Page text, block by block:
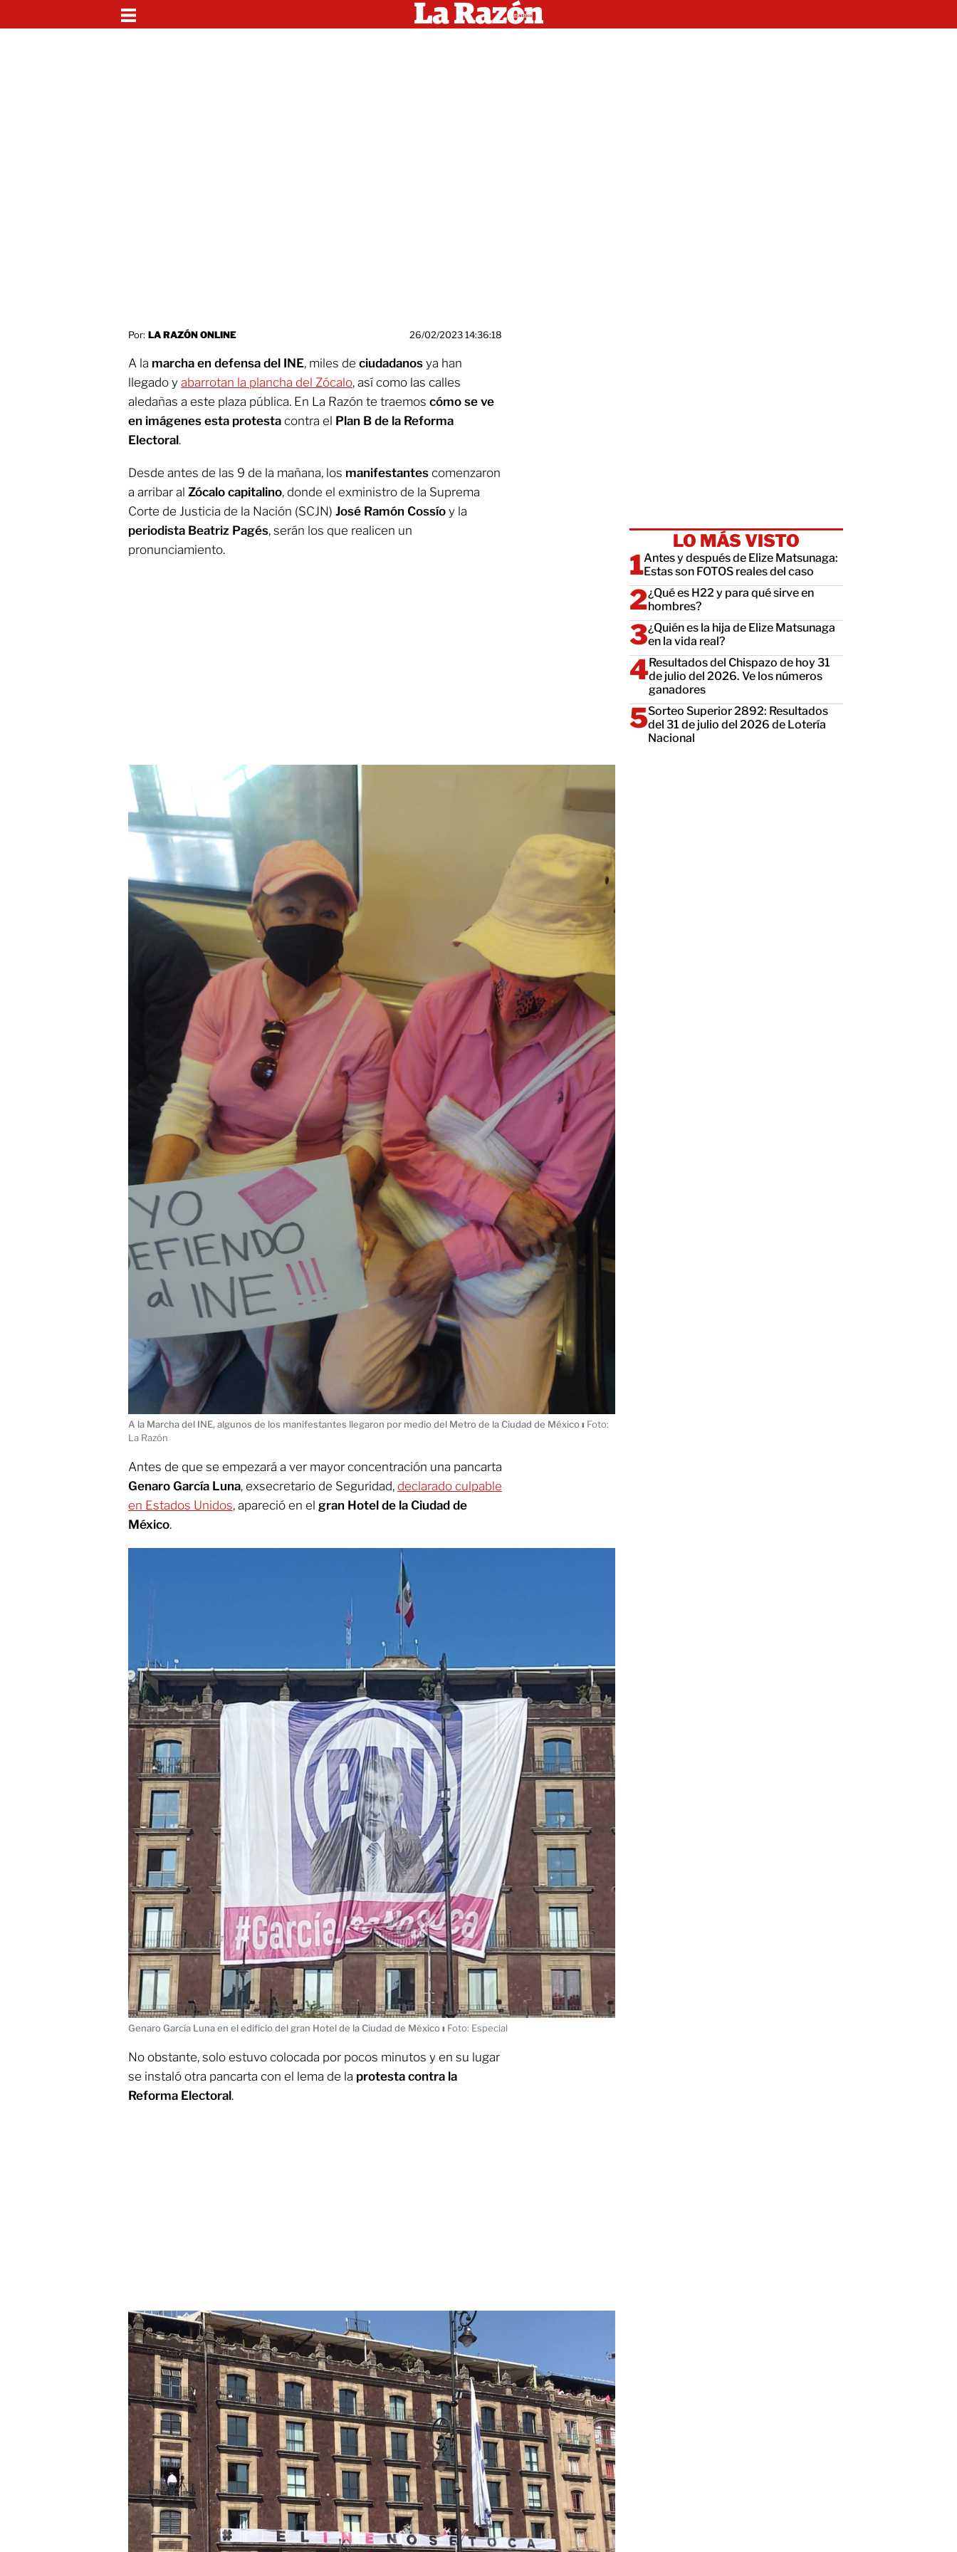
Por: LA RAZÓN ONLINE 26/02/2023 14:36:18
A la marcha en defensa del INE, miles de ciudadanos ya han
llegado y abarrotan la plancha del Zócalo, así como las calles
aledañas a este plaza pública. En La Razón te traemos cómo se ve
en imágenes esta protesta contra el Plan B de la Reforma
Electoral.
Desde antes de las 9 de la mañana, los manifestantes comenzaron
a arribar al Zócalo capitalino, donde el exministro de la Suprema
Corte de Justicia de la Nación (SCJN) José Ramón Cossío y la
periodista Beatriz Pagés, serán los que realicen un
pronunciamiento.
A la Marcha del INE, algunos de los manifestantes llegaron por medio del Metro de la Ciudad de Méxicoı Foto:
La Razón
Antes de que se empezará a ver mayor concentración una pancarta
Genaro García Luna, exsecretario de Seguridad, declarado culpable
en Estados Unidos, apareció en el gran Hotel de la Ciudad de
México.
Genaro García Luna en el edificio del gran Hotel de la Ciudad de Méxicoı Foto: Especial
No obstante, solo estuvo colocada por pocos minutos y en su lugar
se instaló otra pancarta con el lema de la protesta contra la
Reforma Electoral.
LO MÁS VISTO
Antes y después de Elize Matsunaga:
Estas son FOTOS reales del caso
¿Qué es H22 y para qué sirve en
hombres?
¿Quién es la hija de Elize Matsunaga
en la vida real?
Resultados del Chispazo de hoy 31
de julio del 2026. Ve los números
ganadores
Sorteo Superior 2892: Resultados
del 31 de julio del 2026 de Lotería
Nacional